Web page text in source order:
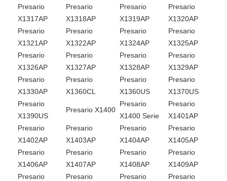
Presario
X1317AP
Presario
X1318AP
Presario
X1319AP
Presario
X1320AP
Presario
X1321AP
Presario
X1322AP
Presario
X1324AP
Presario
X1325AP
Presario
X1326AP
Presario
X1327AP
Presario
X1328AP
Presario
X1329AP
Presario
X1330AP
Presario
X1360CL
Presario
X1360US
Presario
X1370US
Presario
X1390US
Presario X1400
Presario
X1400 Serie
Presario
X1401AP
Presario
X1402AP
Presario
X1403AP
Presario
X1404AP
Presario
X1405AP
Presario
X1406AP
Presario
X1407AP
Presario
X1408AP
Presario
X1409AP
Presario
Presario
Presario
Presario